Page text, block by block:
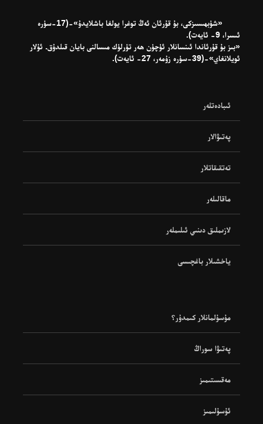
«شۈبھىسىزكى، بۇ قۇرئان ئەڭ توغرا يولغا باشلايدۇ»-(17-سۈرە
ئىسرا، 9- ئايەت).
«بىز بۇ قۇرئاندا ئىنسانلار ئۈچۈن ھەر تۈرلۈك مىسالنى بايان قىلدۇق. ئۇلار
ئويلانغاي»-(39-سۈرە زۇمەر، 27- ئايەت).
ئىبادەتلەر
پەتىۋالار
تەتقىقاتلار
ماقالىلەر
لازىملىق دىنىي ئىلىملەر
ياخشىلار باغچىسى
مۇسۇلمانلار كىمدۇر؟
پەتىۋا سوراڭ
مەقسىتىمىز
ئۇسۇلىمىز